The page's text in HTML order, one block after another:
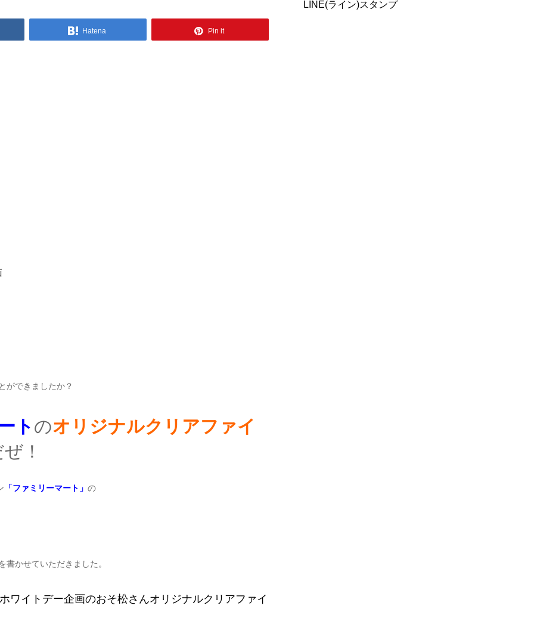
Hatena Pin it
ができましたか？
ト のオリジナルクリアファイ
！
「ファミリーマート」 の
書かせていただきました。
ワイトデー企画のおそ松さんオリジナルクリアファイ
LINE(ライン)スタンプ